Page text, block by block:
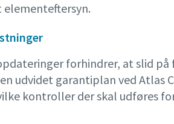
elementeftersyn.
forhindrer, at slid
udvidet garantiplan ved Atlas
kontroller der skal udføres